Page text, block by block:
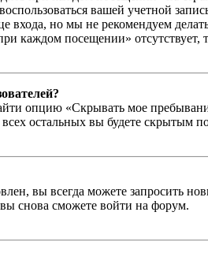
вашей учетной
входа, но мы не рекомендуем
каждом посещении» отсутствует,
опцию «Скрывать мое
остальных вы будете скрытым
вы всегда можете запросить
снова сможете войти на форум.